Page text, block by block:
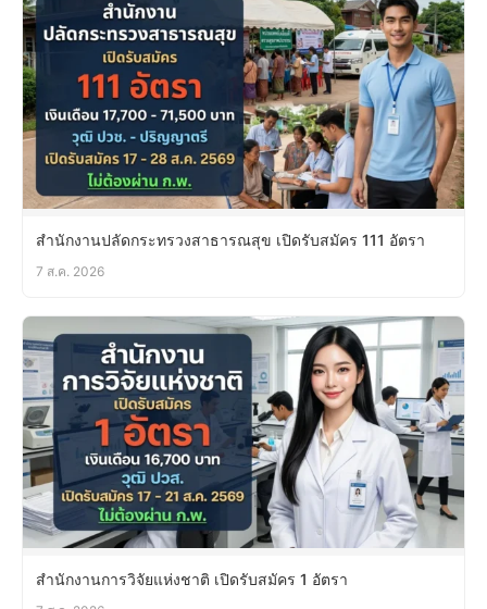
สำนักงานปลัดกระทรวงสาธารณสุข เปิดรับสมัคร 111 อัตรา
7 ส.ค. 2026
สำนักงานการวิจัยแห่งชาติ เปิดรับสมัคร 1 อัตรา